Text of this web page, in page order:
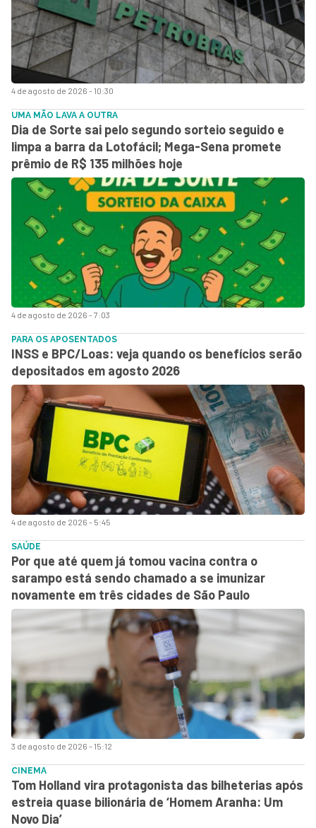
4 de agosto de 2026 - 10:30
4 de agosto de 2026 - 7:03
UMA MÃO LAVA A OUTRA
Dia de Sorte sai pelo segundo sorteio seguido e
limpa a barra da Lotofácil; Mega-Sena promete
prêmio de R$ 135 milhões hoje
4 de agosto de 2026 - 5:45
PARA OS APOSENTADOS
INSS e BPC/Loas: veja quando os benefícios serão
depositados em agosto 2026
3 de agosto de 2026 - 15:12
SAÚDE
Por que até quem já tomou vacina contra o
sarampo está sendo chamado a se imunizar
novamente em três cidades de São Paulo
CINEMA
Tom Holland vira protagonista das bilheterias após
estreia quase bilionária de ‘Homem Aranha: Um
Novo Dia’